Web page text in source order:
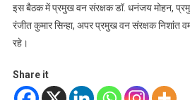
इस बैठक में प्रमुख वन संरक्षक डॉ. धनंजय मोहन,
रंजीत कुमार सिन्हा, अपर प्रमुख वन संरक्षक निशांत
रहे।
Share it